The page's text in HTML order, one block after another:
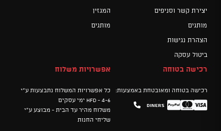
יצירת קשר וסניפים
מותגים
הצהרת נגישות
ביטול עסקה
המגזין
מותגים
רכישה בטוחה
רכישה בטוחה ומאובטחת באמצעות:
Visa
Mastercard
PayPal
Diners
אפשרויות משלוח
כל אפשרויות המשלוח נתבצעות ע"י
HFD - 4-6 ימי עסקים
משלוח מהיר עד הבית - מבוצע ע"י
שליחי החנות